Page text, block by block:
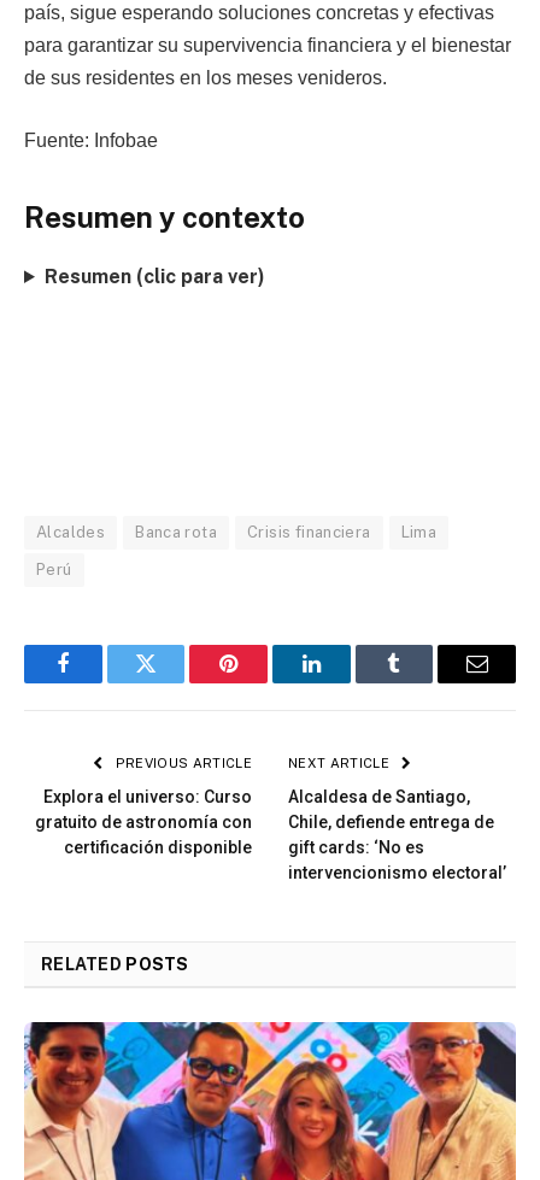
país, sigue esperando soluciones concretas y efectivas
para garantizar su supervivencia financiera y el bienestar
de sus residentes en los meses venideros.
Fuente: Infobae
Resumen y contexto
Resumen (clic para ver)
Alcaldes Banca rota Crisis financiera Lima
Perú
FacebookTwitter Pinterest LinkedInTumblr Email
PREVIOUS ARTICLE
Explora el universo: Curso
gratuito de astronomía con
certificación disponible
NEXT ARTICLE
Alcaldesa de Santiago,
Chile, defiende entrega de
gift cards: ‘No es
intervencionismo electoral’
RELATED POSTS